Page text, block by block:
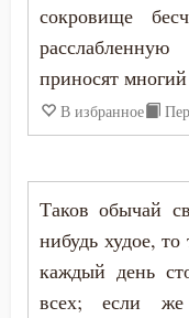
Утешение
Храм
Христос
Царство
Целомудрие
сокровище
приносят многий
В избранное
Таков обычай
нибудь худое,
каждый день
всех; если же